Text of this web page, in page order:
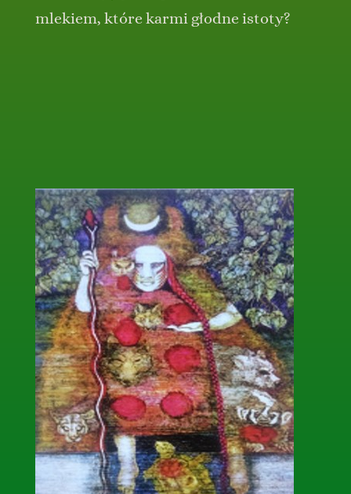
mlekiem, które karmi głodne istoty?